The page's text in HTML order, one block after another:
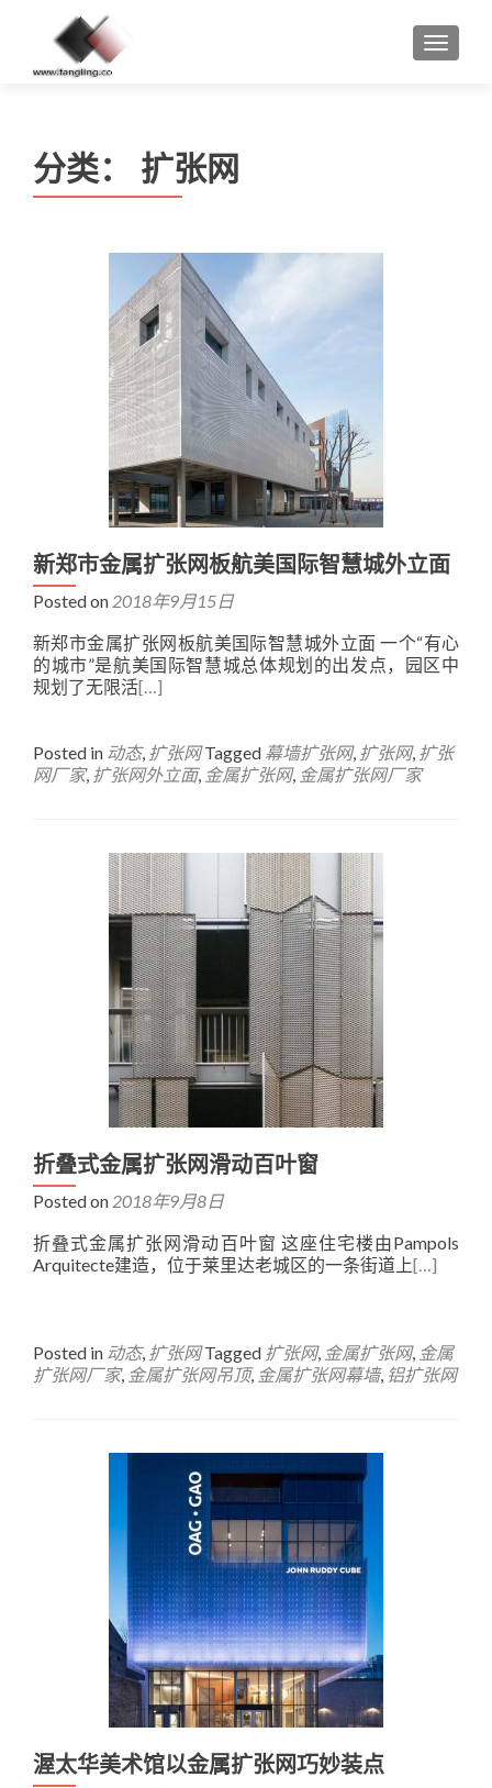
MENU
分类： 扩张网
新郑市金属扩张网板航美国际智慧城外立面
Posted on 2018年9月15日
新郑市金属扩张网板航美国际智慧城外立面 一个“有心
的城市”是航美国际智慧城总体规划的出发点，园区中
规划了无限活[…]
Posted in 动态, 扩张网 Tagged 幕墙扩张网, 扩张网, 扩张
网厂家, 扩张网外立面, 金属扩张网, 金属扩张网厂家
折叠式金属扩张网滑动百叶窗
Posted on 2018年9月8日
折叠式金属扩张网滑动百叶窗 这座住宅楼由Pampols
Arquitecte建造，位于莱里达老城区的一条街道上[…]
Posted in 动态, 扩张网 Tagged 扩张网, 金属扩张网, 金属
扩张网厂家, 金属扩张网吊顶, 金属扩张网幕墙, 铝扩张网
渥太华美术馆以金属扩张网巧妙装点